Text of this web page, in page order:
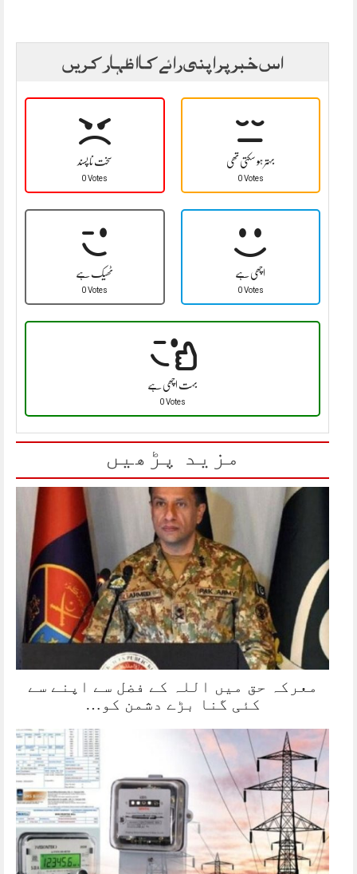
اس خبر پر اپنی رائے کا اظہار کریں
سخت نا پسند
0 Votes
بہتر ہو سکتی تھی
0 Votes
ٹھیک ہے
0 Votes
اچھی ہے
0 Votes
بہت اچھی ہے
0 Votes
مزید پڑھیں
معرکہ حق میں اللہ کے فضل سے اپنے سے
کئی گنا بڑے دشمن کو…